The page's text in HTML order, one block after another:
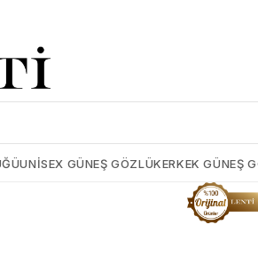
651
UNISEX GÜNEŞ GÖZLÜKERKEK GÜNEŞ